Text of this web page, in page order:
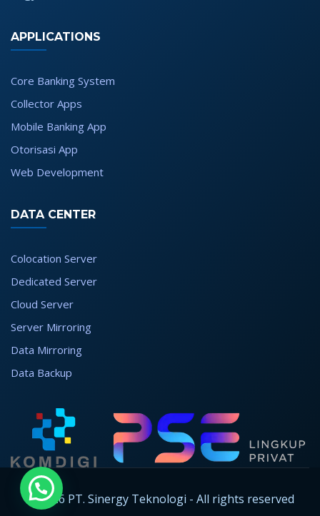
APPLICATIONS
Core Banking System
Collector Apps
Mobile Banking App
Otorisasi App
Web Development
DATA CENTER
Colocation Server
Dedicated Server
Cloud Server
Server Mirroring
Data Mirroring
Data Backup
© 2026 PT. Sinergy Teknologi - All rights reserved